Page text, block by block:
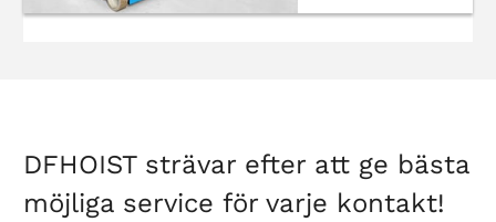
DFHOIST strävar efter att ge bästa
möjliga service för varje kontakt!